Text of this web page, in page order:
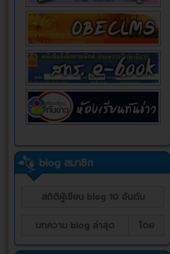
blog สมาชิก
สถิติผู้เขียน blog 10 อันดับ
บทความ blog ล่าสุด โดย